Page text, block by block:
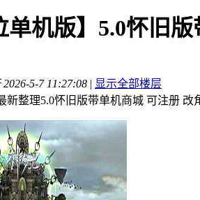
单机版】5.0怀旧
5-7 11:27:08 | 显示全部楼层
新整理5.0怀旧版带单机商城 可注册